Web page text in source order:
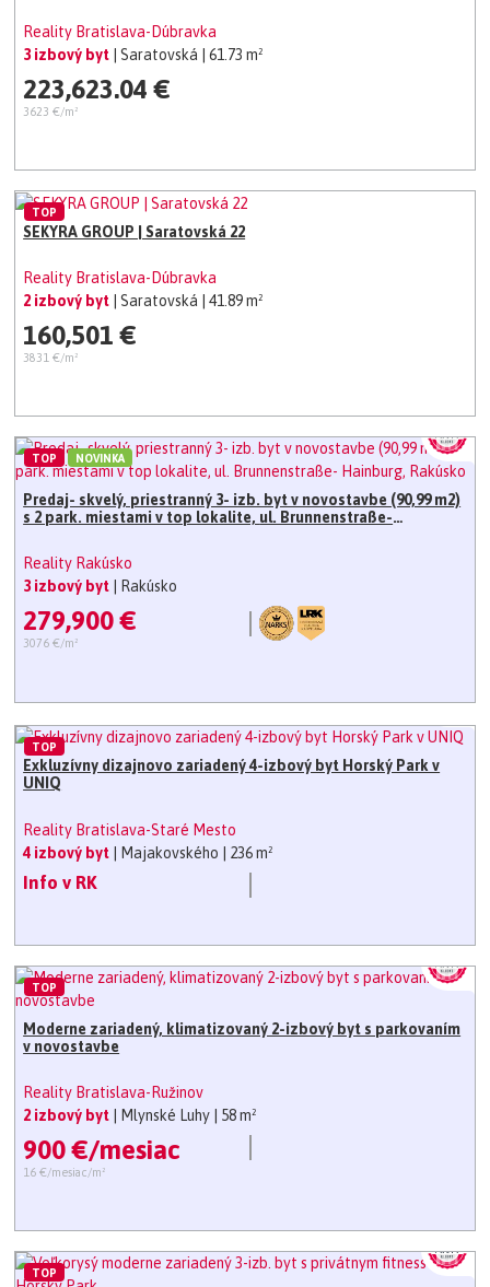
Reality Bratislava-Dúbravka
3 izbový byt
| Saratovská | 61.73 m²
223,623.04 €
3623 €/m²
SEKYRA GROUP | Saratovská 22
Reality Bratislava-Dúbravka
2 izbový byt
| Saratovská | 41.89 m²
160,501 €
3831 €/m²
TOP
Predaj- skvelý, priestranný 3- izb. byt v novostavbe (90,99 m2)
s 2 park. miestami v top lokalite, ul. Brunnenstraße-
Reality Rakúsko
3 izbový byt
| Rakúsko
279,900 €
3076 €/m²
TOP NOVINKA
Exkluzívny dizajnovo zariadený 4-izbový byt Horský Park v
UNIQ
Reality Bratislava-Staré Mesto
4 izbový byt
| Majakovského | 236 m²
Info v RK
TOP
Moderne zariadený, klimatizovaný 2-izbový byt s parkovaním
v novostavbe
Reality Bratislava-Ružinov
2 izbový byt
| Mlynské Luhy | 58 m²
900 €/mesiac
16 €/mesiac/m²
TOP
TOP